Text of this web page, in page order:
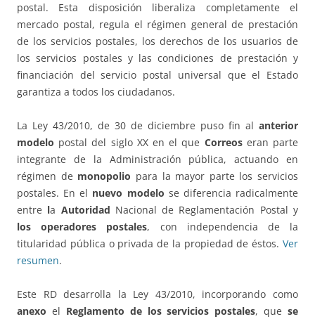
postal. Esta disposición liberaliza completamente el
mercado postal, regula el régimen general de prestación
de los servicios postales, los derechos de los usuarios de
los servicios postales y las condiciones de prestación y
financiación del servicio postal universal que el Estado
garantiza a todos los ciudadanos.
La Ley 43/2010, de 30 de diciembre puso fin al anterior
modelo postal del siglo XX en el que Correos eran parte
integrante de la Administración pública, actuando en
régimen de monopolio para la mayor parte los servicios
postales. En el nuevo modelo se diferencia radicalmente
entre la Autoridad Nacional de Reglamentación Postal y
los operadores postales, con independencia de la
titularidad pública o privada de la propiedad de éstos. Ver
resumen.
Este RD desarrolla la Ley 43/2010, incorporando como
anexo el Reglamento de los servicios postales, que se